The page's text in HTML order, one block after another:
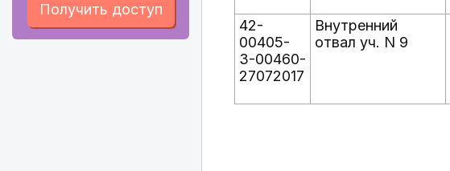
Получить доступ
42-
00405-
З-00460-
27072017
Внутренний
отвал уч. N 9